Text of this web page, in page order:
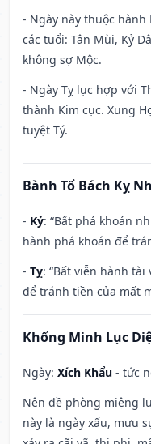
- Ngày này thuộc
các tuổi: Tân Mùi, Kỷ
không sợ Mộc.
- Ngày Tỵ lục hợp với
thành Kim cục. Xung
tuyệt Tý.
Bành Tổ Bách Kỵ
- Kỷ: “Bất phá khoán
hành phá khoán để
- Tỵ: “Bất viễn hành
để tránh tiền của mất
Khổng Minh Lục
Ngày: Xích Khẩu - tức
Nên đề phòng miệng
này là ngày xấu, mưu